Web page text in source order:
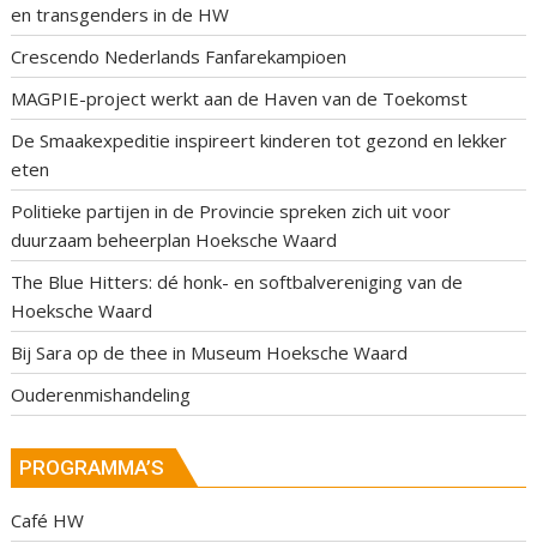
en transgenders in de HW
Crescendo Nederlands Fanfarekampioen
MAGPIE-project werkt aan de Haven van de Toekomst
De Smaakexpeditie inspireert kinderen tot gezond en lekker
eten
Politieke partijen in de Provincie spreken zich uit voor
duurzaam beheerplan Hoeksche Waard
The Blue Hitters: dé honk- en softbalvereniging van de
Hoeksche Waard
Bij Sara op de thee in Museum Hoeksche Waard
Ouderenmishandeling
PROGRAMMA’S
Café HW